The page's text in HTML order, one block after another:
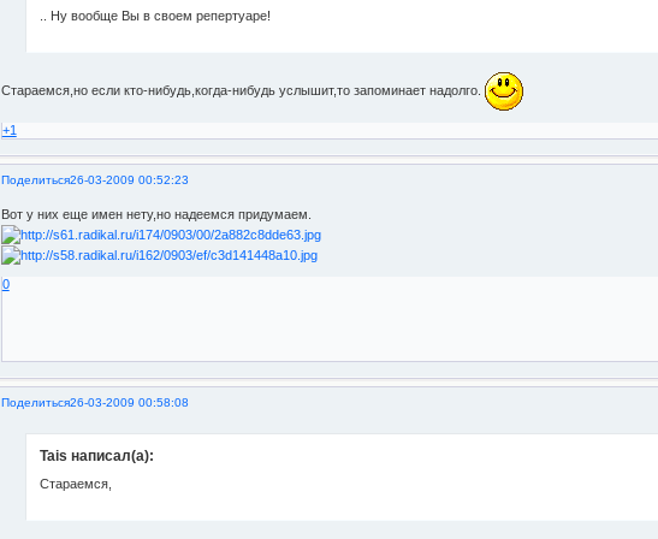
.. Ну вообще Вы в своем репертуаре!
Стараемся,но если кто-нибудь,когда-нибудь услышит,то запоминает надолго.
+1
Поделиться26-03-2009 00:52:23
Вот у них еще имен нету,но надеемся придумаем.
0
Поделиться26-03-2009 00:58:08
Tais написал(а):
Стараемся,